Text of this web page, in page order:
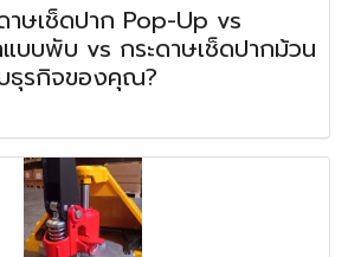
าษเช็ดปาก Pop-Up vs
แบบพับ vs กระดาษเช็ดปากม้วน
บธุรกิจของคุณ?